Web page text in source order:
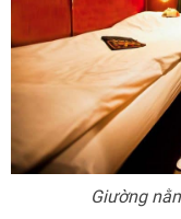
Giường